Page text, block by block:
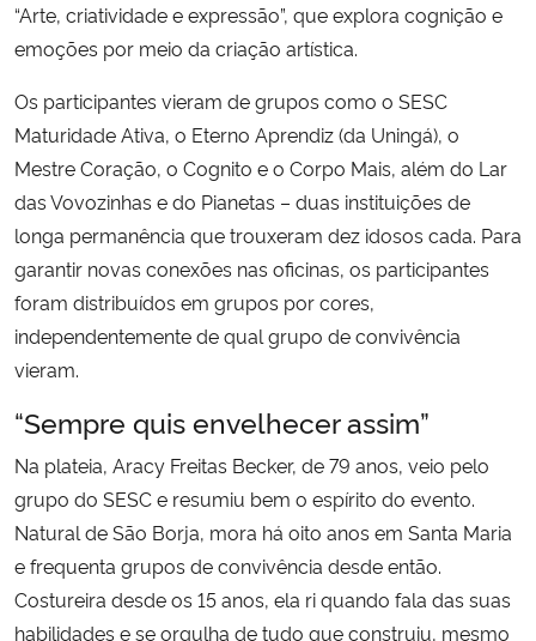
“Arte, criatividade e expressão”, que explora cognição e
emoções por meio da criação artística.
Os participantes vieram de grupos como o SESC
Maturidade Ativa, o Eterno Aprendiz (da Uningá), o
Mestre Coração, o Cognito e o Corpo Mais, além do Lar
das Vovozinhas e do Pianetas – duas instituições de
longa permanência que trouxeram dez idosos cada. Para
garantir novas conexões nas oficinas, os participantes
foram distribuídos em grupos por cores,
independentemente de qual grupo de convivência
vieram.
“Sempre quis envelhecer assim”
Na plateia, Aracy Freitas Becker, de 79 anos, veio pelo
grupo do SESC e resumiu bem o espírito do evento.
Natural de São Borja, mora há oito anos em Santa Maria
e frequenta grupos de convivência desde então.
Costureira desde os 15 anos, ela ri quando fala das suas
habilidades e se orgulha de tudo que construiu, mesmo